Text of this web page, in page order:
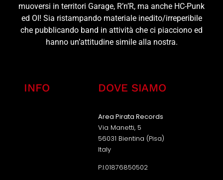
muoversi in territori Garage, R’n’R, ma anche HC-Punk
ed OI! Sia ristampando materiale inedito/irreperibile
che pubblicando band in attività che ci piacciono ed
hanno un’attitudine simile alla nostra.
INFO DOVE SIAMO
Area Pirata Records
Via Manetti, 5
56031 Bientina (Pisa)
Italy
P.I.01876850502